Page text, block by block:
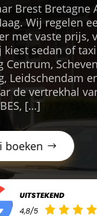
Brest Bretagne
Wij regelen
met vaste prijs,
kiest sedan of
Centrum,
Leidschendam
de vertrekhal
[…]
boeken